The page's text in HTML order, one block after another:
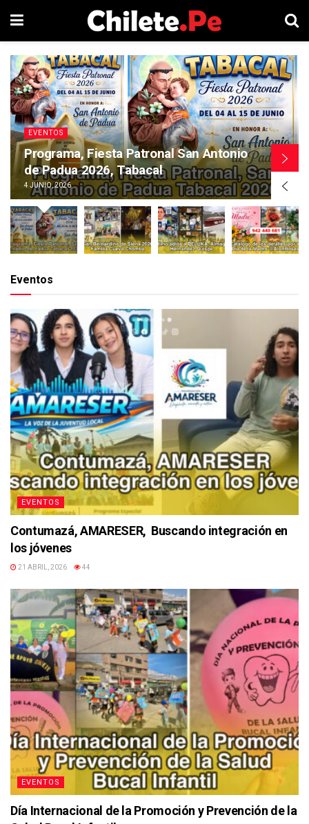
EVENTOS
Programa, Fiesta Patronal San Antonio
de Padua 2026, Tabacal
4 JUNIO, 2026
Eventos
EVENTOS
Contumazá, AMARESER, Buscando integración en
los jóvenes
21 ABRIL, 2026 44
EVENTOS
Día Internacional de la Promoción y Prevención de la